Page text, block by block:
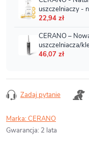
Zadaj pytanie
Marka:CERANO
Gwarancja: 2 lata